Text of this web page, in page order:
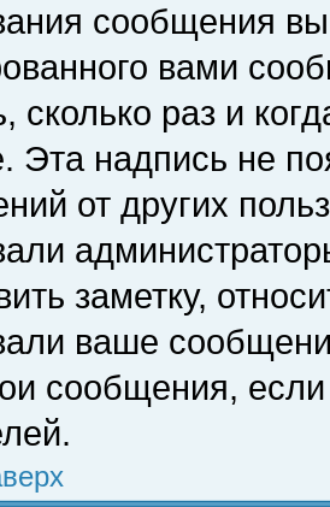
сообщения
вами
сколько раз и
Эта надпись не
от других
заметку,
ваше
сообщения,